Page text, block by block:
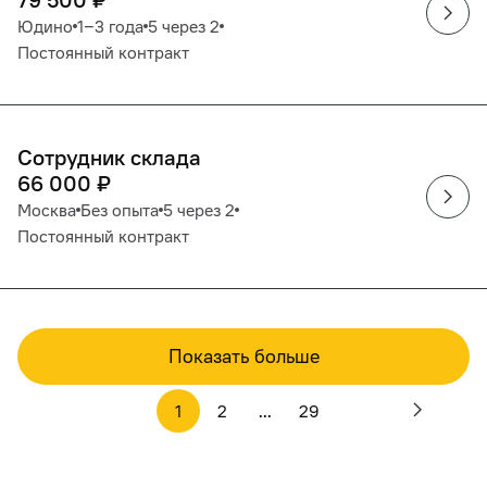
Юдино 1‒3 года 5 через 2
Постоянный контракт
Сотрудник склада
66 000 ₽
Москва Без опыта 5 через 2
Постоянный контракт
Показать больше
1 2 ... 29